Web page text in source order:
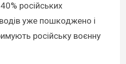
російських
уже пошкоджено і
російську воєнну